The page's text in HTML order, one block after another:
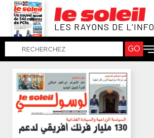
LES RAYONS DE L’INFO
GO